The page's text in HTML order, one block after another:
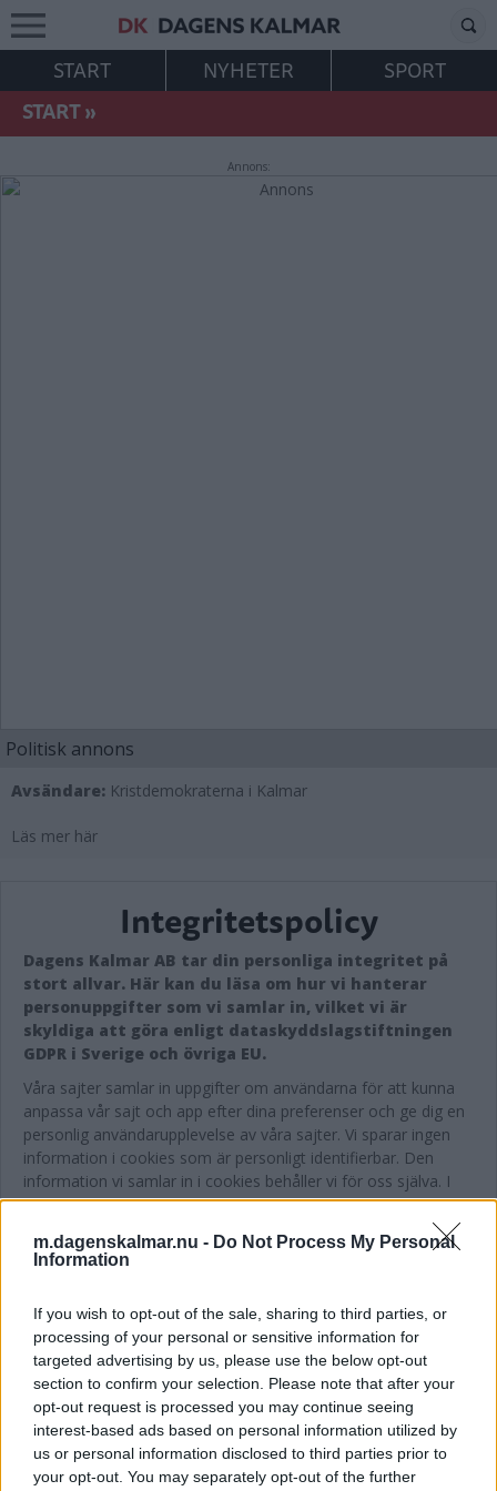
m.dagenskalmar.nu - Do Not Process My Personal
Information
If you wish to opt-out of the sale, sharing to third parties, or
processing of your personal or sensitive information for
targeted advertising by us, please use the below opt-out
section to confirm your selection. Please note that after your
opt-out request is processed you may continue seeing
interest-based ads based on personal information utilized by
us or personal information disclosed to third parties prior to
your opt-out. You may separately opt-out of the further
START NYHETER
SPORT
START»
Annons:
Politisk annons
Avsändare: Kristdemokraterna i Kalmar
Läs mer här
Integritetspolicy
Dagens Kalmar AB tar din personliga integritet på
stort allvar. Här kan du läsa om hur vi hanterar
personuppgifter som vi samlar in, vilket vi är
skyldiga att göra enligt dataskyddslagstiftningen
GDPR i Sverige och övriga EU.
Våra sajter samlar in uppgifter om användarna för att kunna
anpassa vår sajt och app efter dina preferenser och ge dig en
personlig användarupplevelse av våra sajter. Vi sparar ingen
information i cookies som är personligt identifierbar. Den
information vi samlar in i cookies behåller vi för oss själva. I
samarbeten med tredje part har vi avtal som garanterar att
Vill du inte ha ett personligt anpassat innehåll tackar du nej till
anonym statistik och du fortsätter att se generella annonser
som inte är anpassade efter ditt beteende på sajten.
Anonymiserat användar-ID
Anonymisierat användar-id används för att kunna skicka
pushnotiser till våra appanvändare. Du kan själv stänga av
pushnotiserna i din enhet. Pushnotiserna skickar vi för att du
ska få en snabb nyhetsrapportering från din kommun. Våra